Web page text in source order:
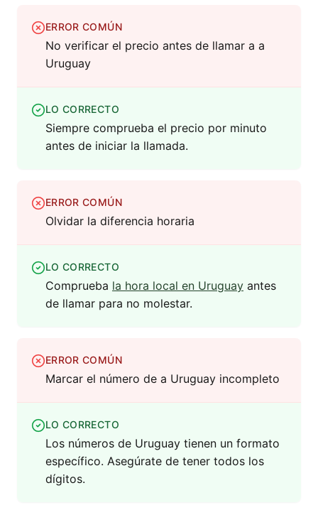
ERROR COMÚN
No verificar el precio antes de llamar a a
Uruguay
LO CORRECTO
Siempre comprueba el precio por minuto
antes de iniciar la llamada.
ERROR COMÚN
Olvidar la diferencia horaria
LO CORRECTO
Comprueba la hora local en Uruguay antes
de llamar para no molestar.
ERROR COMÚN
Marcar el número de a Uruguay incompleto
LO CORRECTO
Los números de Uruguay tienen un formato
específico. Asegúrate de tener todos los
dígitos.